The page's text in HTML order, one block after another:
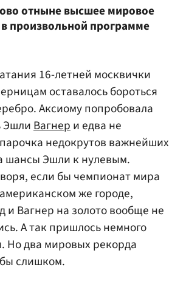
отныне высшее мировое
произвольной программе
16-летней москвички
оставалось бороться
Аксиому попробовала
ЭшлиВагнери едва не
недокрутов важнейших
шансы Эшли к нулевым.
если бы чемпионат мира
же городе,
и Вагнер на золото вообще не
А так пришлось немного
Но два мировых рекорда
слишком.